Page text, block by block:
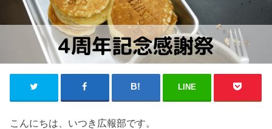
LINE
こんにちは、いつき広報部です。